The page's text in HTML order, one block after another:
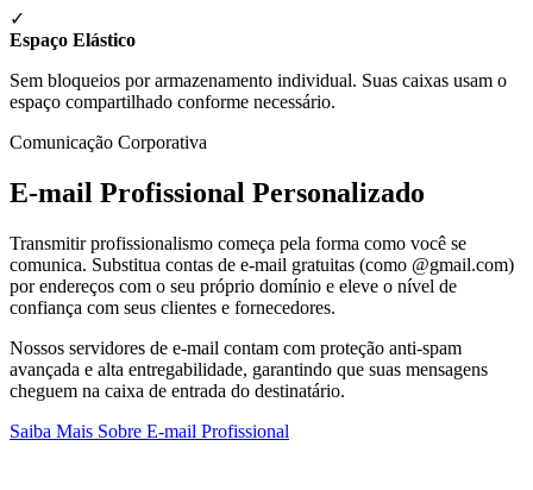
✓
Espaço Elástico
Sem bloqueios por armazenamento individual. Suas caixas usam o
espaço compartilhado conforme necessário.
Comunicação Corporativa
E-mail Profissional Personalizado
Transmitir profissionalismo começa pela forma como você se
comunica. Substitua contas de e-mail gratuitas (como @gmail.com)
por endereços com o seu próprio domínio e eleve o nível de
confiança com seus clientes e fornecedores.
Nossos servidores de e-mail contam com proteção anti-spam
avançada e alta entregabilidade, garantindo que suas mensagens
cheguem na caixa de entrada do destinatário.
Saiba Mais Sobre E-mail Profissional